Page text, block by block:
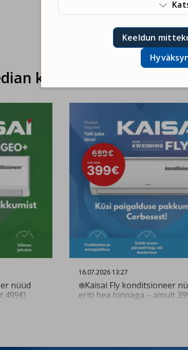
---
kautta uutiset
nüüd
499€!
16.07.2026 13:27
❄️Kaisai Fly konditsioneer
eriti hea hinnaga – ainult

Käytämme teknisiä evästeitä,
toiminnalle. Laillisesti
Hyväksyn tilastolliset
Hyväksyn palautepalautteen
Hyväksyn
mieltymyksesi.
Keeldun